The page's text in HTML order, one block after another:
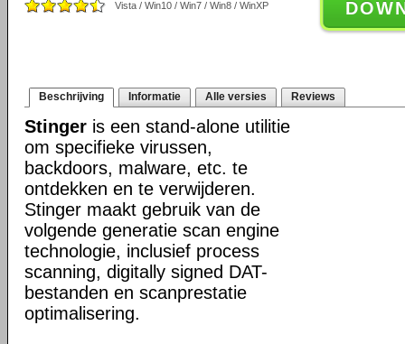
Vista / Win10 / Win7 / Win8 / WinXP
Beschrijving Informatie Alle versies Reviews
Stinger is een stand-alone utilitie
om specifieke virussen,
backdoors, malware, etc. te
ontdekken en te verwijderen.
Stinger maakt gebruik van de
volgende generatie scan engine
technologie, inclusief process
scanning, digitally signed DAT-
bestanden en scanprestatie
optimalisering.